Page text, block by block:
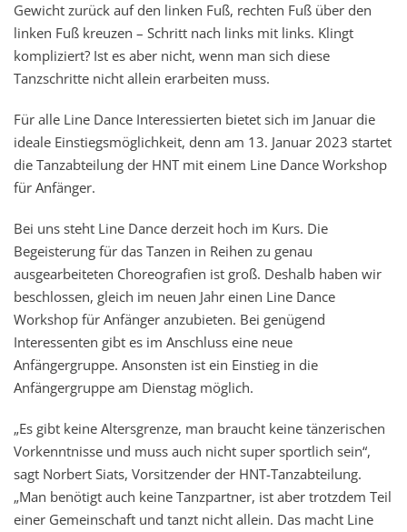
Gewicht zurück auf den linken Fuß, rechten Fuß über den
linken Fuß kreuzen – Schritt nach links mit links. Klingt
kompliziert? Ist es aber nicht, wenn man sich diese
Tanzschritte nicht allein erarbeiten muss.
Für alle Line Dance Interessierten bietet sich im Januar die
ideale Einstiegsmöglichkeit, denn am 13. Januar 2023 startet
die Tanzabteilung der HNT mit einem Line Dance Workshop
für Anfänger.
Bei uns steht Line Dance derzeit hoch im Kurs. Die
Begeisterung für das Tanzen in Reihen zu genau
ausgearbeiteten Choreografien ist groß. Deshalb haben wir
beschlossen, gleich im neuen Jahr einen Line Dance
Workshop für Anfänger anzubieten. Bei genügend
Interessenten gibt es im Anschluss eine neue
Anfängergruppe. Ansonsten ist ein Einstieg in die
Anfängergruppe am Dienstag möglich.
„Es gibt keine Altersgrenze, man braucht keine tänzerischen
Vorkenntnisse und muss auch nicht super sportlich sein“,
sagt Norbert Siats, Vorsitzender der HNT-Tanzabteilung.
„Man benötigt auch keine Tanzpartner, ist aber trotzdem Teil
einer Gemeinschaft und tanzt nicht allein. Das macht Line